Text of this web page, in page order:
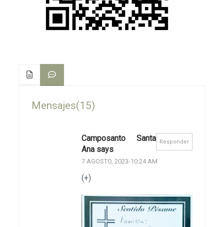
Mensajes(15)
Responder
Camposanto Santa
Ana says
7 AGOSTO, 2023-10:24 AM
(+)